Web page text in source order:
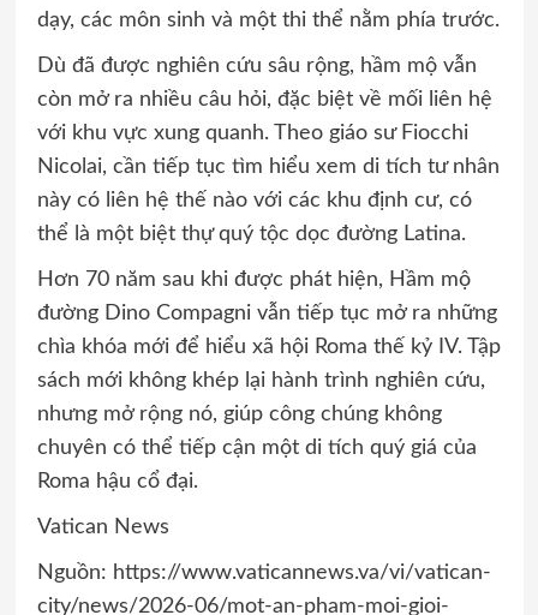
dạy, các môn sinh và một thi thể nằm phía trước.
Dù đã được nghiên cứu sâu rộng, hầm mộ vẫn
còn mở ra nhiều câu hỏi, đặc biệt về mối liên hệ
với khu vực xung quanh. Theo giáo sư Fiocchi
Nicolai, cần tiếp tục tìm hiểu xem di tích tư nhân
này có liên hệ thế nào với các khu định cư, có
thể là một biệt thự quý tộc dọc đường Latina.
Hơn 70 năm sau khi được phát hiện, Hầm mộ
đường Dino Compagni vẫn tiếp tục mở ra những
chìa khóa mới để hiểu xã hội Roma thế kỷ IV. Tập
sách mới không khép lại hành trình nghiên cứu,
nhưng mở rộng nó, giúp công chúng không
chuyên có thể tiếp cận một di tích quý giá của
Roma hậu cổ đại.
Vatican News
Nguồn: https://www.vaticannews.va/vi/vatican-
city/news/2026-06/mot-an-pham-moi-gioi-